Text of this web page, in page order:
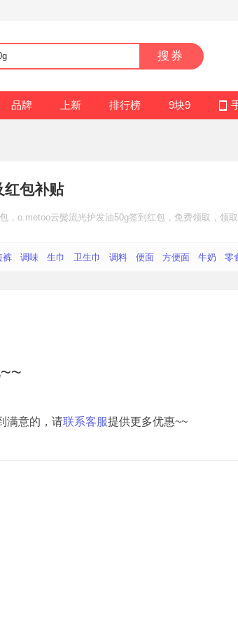
搜券
品牌 上新 排行榜 9块9
红包补贴
，o.metoo云鬓流光护发油50g签到红包 ，免费领取，领
裤 调味 生巾 卫生巾 调料 便面 方便面 牛奶 零
满意的，请联系客服提供更多优惠~~